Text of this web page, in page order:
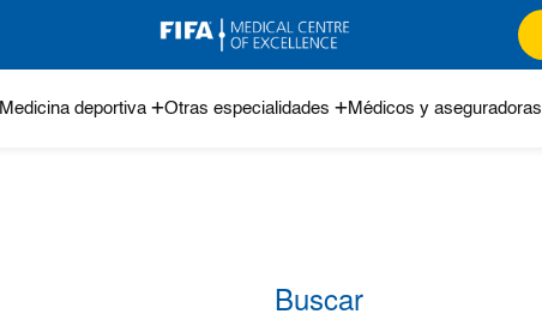
Medicina deportiva Otras especialidades Médicos y aseguradoras
Buscar